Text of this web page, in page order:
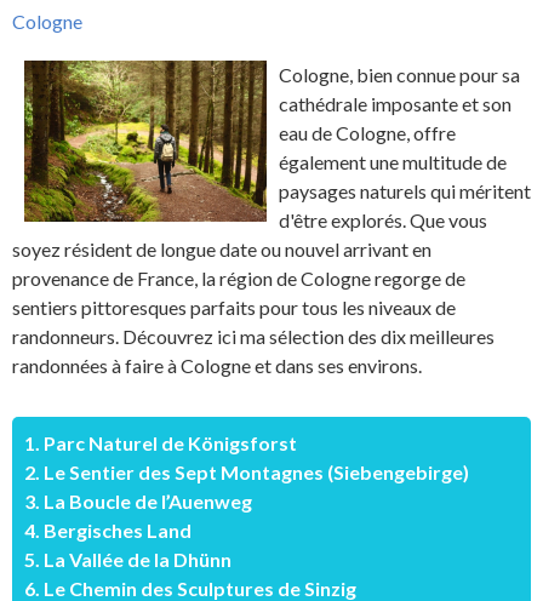
Cologne
Cologne, bien connue pour sa
cathédrale imposante et son
eau de Cologne, offre
également une multitude de
paysages naturels qui méritent
d'être explorés. Que vous
soyez résident de longue date ou nouvel arrivant en
provenance de France, la région de Cologne regorge de
sentiers pittoresques parfaits pour tous les niveaux de
randonneurs. Découvrez ici ma sélection des dix meilleures
randonnées à faire à Cologne et dans ses environs.
1. Parc Naturel de Königsforst
2. Le Sentier des Sept Montagnes (Siebengebirge)
3. La Boucle de l’Auenweg
4. Bergisches Land
5. La Vallée de la Dhünn
6. Le Chemin des Sculptures de Sinzig